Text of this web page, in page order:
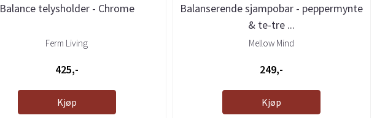
Balance telysholder - Chrome
Ferm Living
425,-
Kjøp
Balanserende sjampobar - peppermynte
& te-tre ...
Mellow Mind
249,-
Kjøp